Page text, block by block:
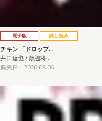
電子版 試し読み
チキン 「ドロップ…
井口達也 / 歳脇将…
発売日：2026.08.06